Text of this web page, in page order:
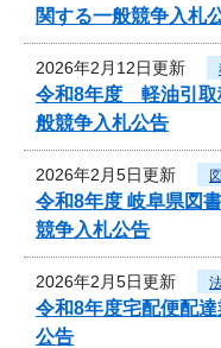
関する一般競争入札
2026年2月12日更新
令和8年度 軽油引取
般競争入札公告
2026年2月5日更新
令和8年度 岐阜県図
競争入札公告
2026年2月5日更新
令和8年度宅配便配
公告